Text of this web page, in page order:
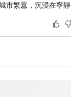
市繁囂，沉浸在寧靜